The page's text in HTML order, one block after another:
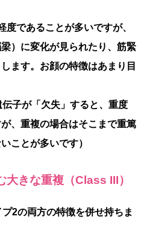
度であることが多いですが、
）に変化が見られたり、筋緊
ます。お顔の特徴はあまり目
伝子が「欠失」すると、重度
、重複の場合はそこまで重篤
ことが多いです）
大きな重複（Class III）
2の両方の特徴を併せ持ちま